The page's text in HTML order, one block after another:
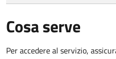
Cosa serve
Per accedere al servizio,